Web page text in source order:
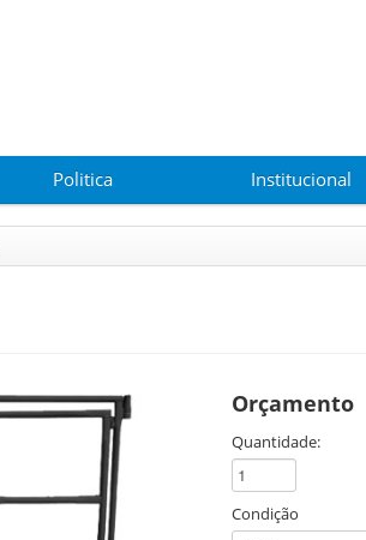
Politica Institucional
Orçamento
Quantidade:
Condição